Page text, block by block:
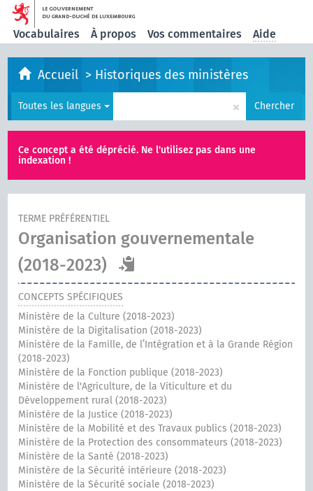
Vocabulaires À propos Vos commentaires Aide
Accueil > Historiques des ministères
Toutes les langues × Chercher
Ce concept a été déprécié. Ne l'utilisez pas dans une
indexation !
TERME PRÉFÉRENTIEL
Organisation gouvernementale
(2018-2023)
CONCEPTS SPÉCIFIQUES
Ministère de la Culture (2018-2023)
Ministère de la Digitalisation (2018-2023)
Ministère de la Famille, de l’Intégration et à la Grande Région
(2018-2023)
Ministère de la Fonction publique (2018-2023)
Ministère de l'Agriculture, de la Viticulture et du
Développement rural (2018-2023)
Ministère de la Justice (2018-2023)
Ministère de la Mobilité et des Travaux publics (2018-2023)
Ministère de la Protection des consommateurs (2018-2023)
Ministère de la Santé (2018-2023)
Ministère de la Sécurité intérieure (2018-2023)
Ministère de la Sécurité sociale (2018-2023)